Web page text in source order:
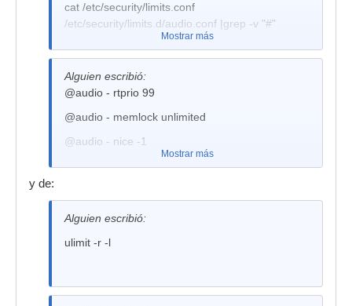
Una vez hecho esto averiguamos si
pertenecemos al grupo audio inquiriendo todos
los grupos a los que pertenecemos
groups usuario | tr " " "\n" | grep audio
cat /etc/security/limits.conf
/etc/security/limits.d/audio.conf |grep -v "#"
Mostrar más
Alguien escribió:
@audio - rtprio 99
@audio - memlock unlimited
@audio - nice -1
Mostrar más
y de:
Alguien escribió:
ulimit -r -l